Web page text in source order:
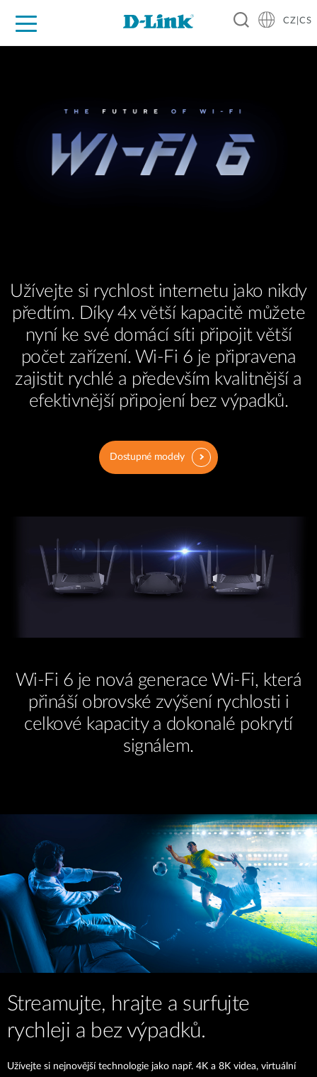
CZ|CS
Užívejte si rychlost internetu jako nikdy
předtím. Díky 4x větší kapacitě můžete
nyní ke své domácí síti připojit větší
počet zařízení. Wi-Fi 6 je připravena
zajistit rychlé a především kvalitnější a
efektivnější připojení bez výpadků.
Dostupné modely
Wi-Fi 6 je nová generace Wi-Fi, která
přináší obrovské zvýšení rychlosti i
celkové kapacity a dokonalé pokrytí
signálem.
Streamujte, hrajte a surfujte
rychleji a bez výpadků.
Užívejte si nejnovější technologie jako např. 4K a 8K videa, virtuální